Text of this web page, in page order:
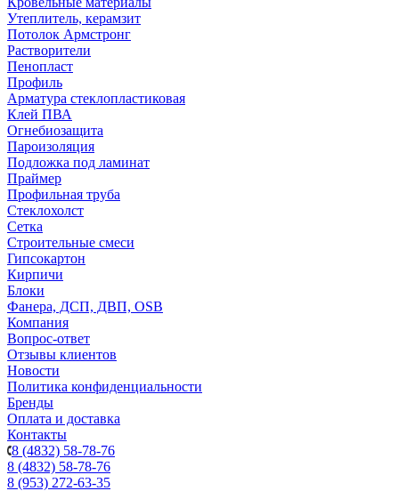
Утеплитель, керамзит
Потолок Армстронг
Растворители
Пенопласт
Профиль
Арматура стеклопластиковая
Клей ПВА
Огнебиозащита
Пароизоляция
Подложка под ламинат
Праймер
Профильная труба
Стеклохолст
Сетка
Строительные смеси
Гипсокартон
Кирпичи
Блоки
Фанера, ДСП, ДВП, OSB
Компания
Вопрос-ответ
Отзывы клиентов
Новости
Политика конфиденциальности
Бренды
Оплата и доставка
Контакты
8 (4832) 58-78-76
8 (4832) 58-78-76
8 (953) 272-63-35